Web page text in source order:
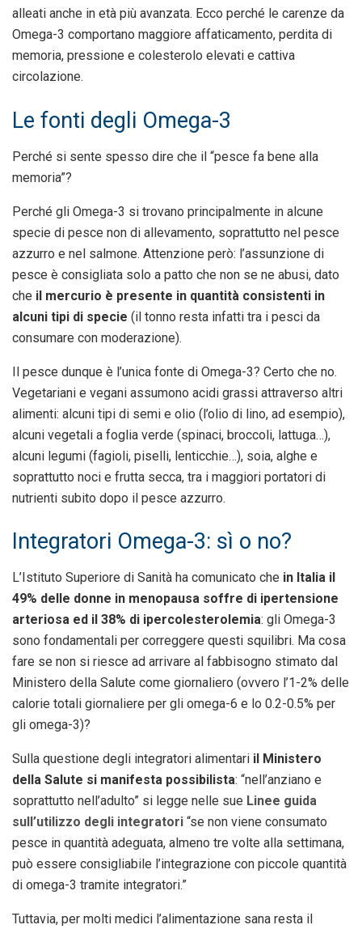
alleati anche in età più avanzata. Ecco perché le carenze da
Omega-3 comportano maggiore affaticamento, perdita di
memoria, pressione e colesterolo elevati e cattiva
circolazione.
Le fonti degli Omega-3
Perché si sente spesso dire che il “pesce fa bene alla
memoria”?
Perché gli Omega-3 si trovano principalmente in alcune
specie di pesce non di allevamento, soprattutto nel pesce
azzurro e nel salmone. Attenzione però: l’assunzione di
pesce è consigliata solo a patto che non se ne abusi, dato
che il mercurio è presente in quantità consistenti in
alcuni tipi di specie (il tonno resta infatti tra i pesci da
consumare con moderazione).
Il pesce dunque è l’unica fonte di Omega-3? Certo che no.
Vegetariani e vegani assumono acidi grassi attraverso altri
alimenti: alcuni tipi di semi e olio (l’olio di lino, ad esempio),
alcuni vegetali a foglia verde (spinaci, broccoli, lattuga…),
alcuni legumi (fagioli, piselli, lenticchie…), soia, alghe e
soprattutto noci e frutta secca, tra i maggiori portatori di
nutrienti subito dopo il pesce azzurro.
Integratori Omega-3: sì o no?
L’Istituto Superiore di Sanità ha comunicato che in Italia il
49% delle donne in menopausa soffre di ipertensione
arteriosa ed il 38% di ipercolesterolemia: gli Omega-3
sono fondamentali per correggere questi squilibri. Ma cosa
fare se non si riesce ad arrivare al fabbisogno stimato dal
Ministero della Salute come giornaliero (ovvero l’1-2% delle
calorie totali giornaliere per gli omega-6 e lo 0.2-0.5% per
gli omega-3)?
Sulla questione degli integratori alimentari il Ministero
della Salute si manifesta possibilista: “nell’anziano e
soprattutto nell’adulto” si legge nelle sue Linee guida
sull’utilizzo degli integratori “se non viene consumato
pesce in quantità adeguata, almeno tre volte alla settimana,
può essere consigliabile l’integrazione con piccole quantità
di omega-3 tramite integratori.”
Tuttavia, per molti medici l’alimentazione sana resta il